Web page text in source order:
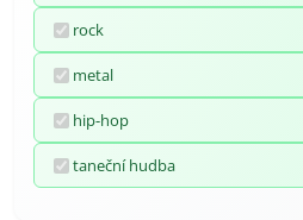
rock
metal
hip-hop
taneční hudba